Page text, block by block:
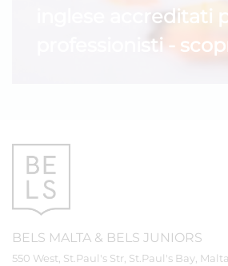
inglese accreditati
professionisti -
BELS MALTA & BELS JUNIORS
550 West, St.Paul's Str, St.Paul's Bay, Malta